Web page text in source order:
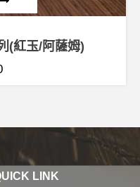
(紅玉/阿薩姆)
LINK